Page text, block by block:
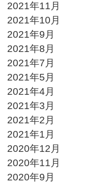
2021年11月
2021年10月
2021年9月
2021年8月
2021年7月
2021年5月
2021年4月
2021年3月
2021年2月
2021年1月
2020年12月
2020年11月
2020年9月